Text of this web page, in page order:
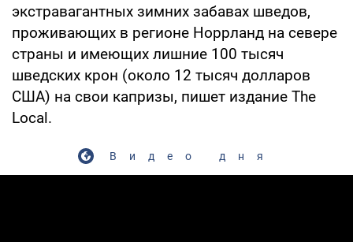
экстравагантных зимних забавах шведов,
проживающих в регионе Норрланд на севере
страны и имеющих лишние 100 тысяч
шведских крон (около 12 тысяч долларов
США) на свои капризы, пишет издание The
Local.
Видео дня